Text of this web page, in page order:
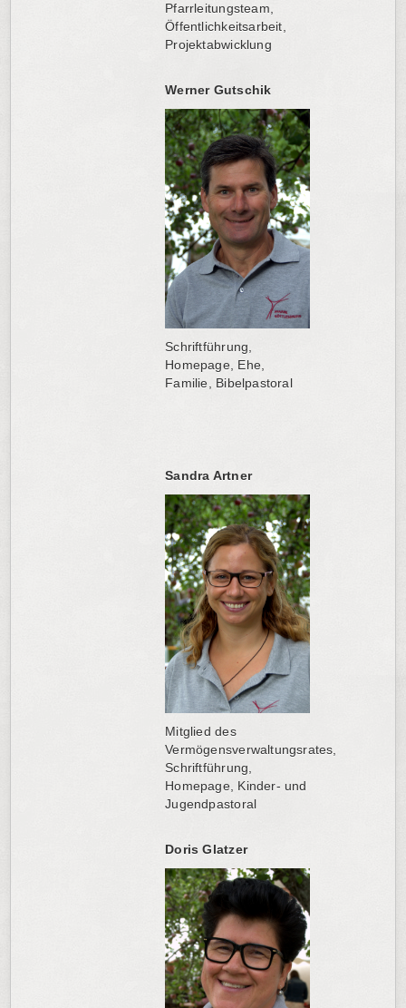
Pfarrleitungsteam,
Öffentlichkeitsarbeit,
Projektabwicklung
Werner Gutschik
Schriftführung,
Homepage, Ehe,
Familie, Bibelpastoral
Sandra Artner
Mitglied des
Vermögensverwaltungsrates,
Schriftführung,
Homepage, Kinder- und
Jugendpastoral
Doris Glatzer